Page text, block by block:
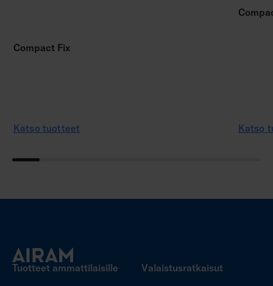
Compact Fix
Katso tuotteet Katso
Tuotteet ammattilaisille Valaistusratkaisut